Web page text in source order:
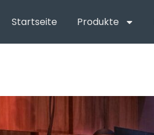
Startseite Produkte